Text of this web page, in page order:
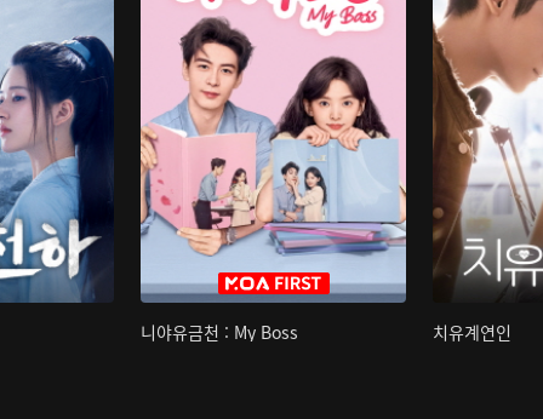
니야유금천 : My Boss 치유계연인